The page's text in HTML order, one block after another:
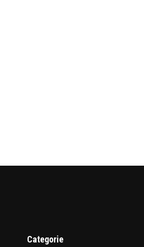
Categorie